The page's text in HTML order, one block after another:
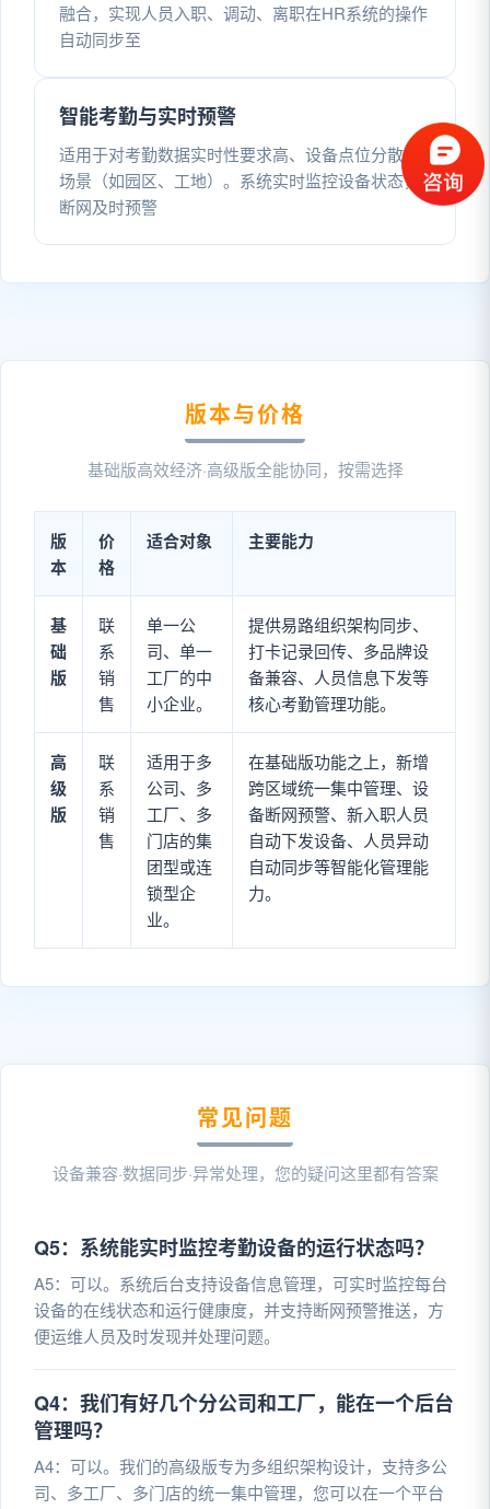
融合，实现人员入职、调动、离职在HR系统的操作
自动同步至
智能考勤与实时预警
适用于对考勤数据实时性要求高、设备点位分散的
场景（如园区、工地）。系统实时监控设备状态，
断网及时预警
版本与价格
基础版高效经济·高级版全能协同，按需选择
版
本
价
格
适合对象 主要能力
基
础
版
联
系
销
售
单一公
司、单一
工厂的中
小企业。
提供易路组织架构同步、
打卡记录回传、多品牌设
备兼容、人员信息下发等
核心考勤管理功能。
高
级
版
联
系
销
售
适用于多
公司、多
工厂、多
门店的集
团型或连
锁型企
业。
在基础版功能之上，新增
跨区域统一集中管理、设
备断网预警、新入职人员
自动下发设备、人员异动
自动同步等智能化管理能
力。
常见问题
设备兼容·数据同步·异常处理，您的疑问这里都有答案
Q5：系统能实时监控考勤设备的运行状态吗？
A5：可以。系统后台支持设备信息管理，可实时监控每台
设备的在线状态和运行健康度，并支持断网预警推送，方
便运维人员及时发现并处理问题。
Q4：我们有好几个分公司和工厂，能在一个后台
管理吗？
A4：可以。我们的高级版专为多组织架构设计，支持多公
司、多工厂、多门店的统一集中管理，您可以在一个平台